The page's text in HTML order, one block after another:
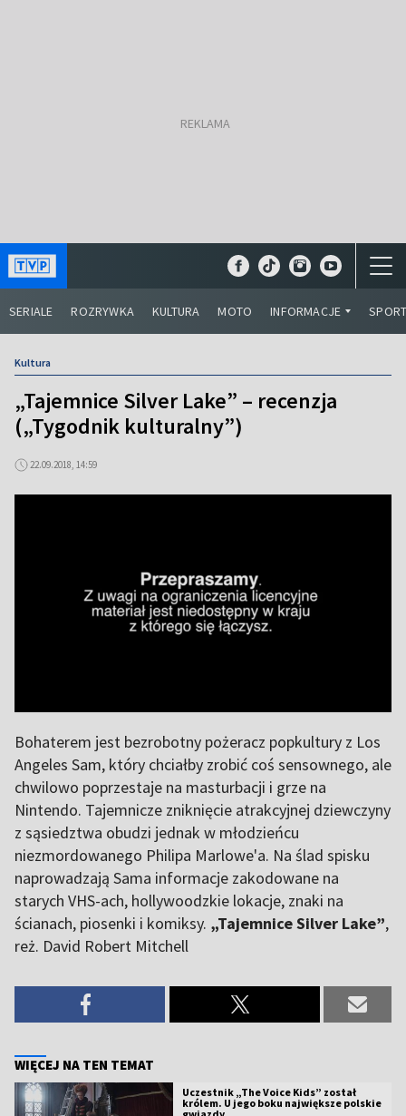
SERIALE ROZRYWKA KULTURA MOTO INFORMACJE
Kultura
„Tajemnice Silver Lake” – recenzja
(„Tygodnik kulturalny”)
22.09.2018, 14:59
Bohaterem jest bezrobotny pożeracz popkultury z Los
Angeles Sam, który chciałby zrobić coś sensownego, ale
chwilowo poprzestaje na masturbacji i grze na
Nintendo. Tajemnicze zniknięcie atrakcyjnej dziewczyny
z sąsiedztwa obudzi jednak w młodzieńcu
niezmordowanego Philipa Marlowe'a. Na ślad spisku
naprowadzają Sama informacje zakodowane na
starych VHS-ach, hollywoodzkie lokacje, znaki na
ścianach, piosenki i komiksy. „Tajemnice Silver Lake”,
reż. David Robert Mitchell
WIĘCEJ NA TEN TEMAT
Uczestnik „The Voice Kids” został
królem. U jego boku największe polskie